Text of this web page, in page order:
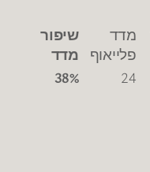
מדד
פלייאוף
שיפור
מדד
24
38%